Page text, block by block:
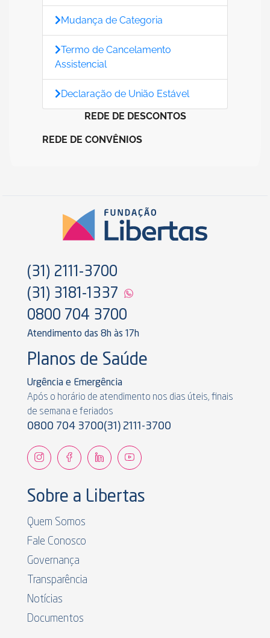
Mudança de Categoria
Termo de Cancelamento
Assistencial
Declaração de União Estável
REDE DE DESCONTOS
REDE DE CONVÊNIOS
(31) 2111-3700
(31) 3181-1337
0800 704 3700
Atendimento das 8h às 17h
Planos de Saúde
Urgência e Emergência
Após o horário de atendimento nos dias úteis, finais
de semana e feriados
0800 704 3700(31) 2111-3700
Sobre a Libertas
Quem Somos
Fale Conosco
Governança
Transparência
Notícias
Documentos